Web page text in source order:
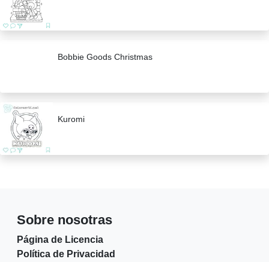
Bobbie Goods Christmas
Kuromi
Sobre nosotras
Página de Licencia
Política de Privacidad